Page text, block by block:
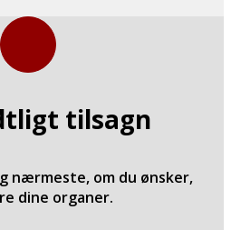
tilsagn
nærmeste, om du ønsker,
dine organer.